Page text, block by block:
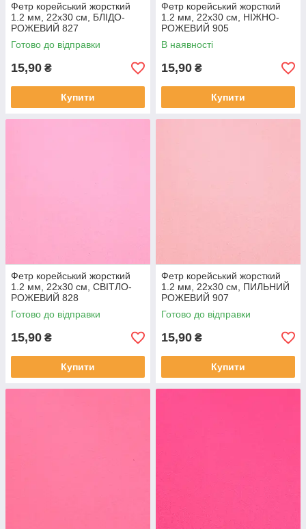
Фетр корейський жорсткий
1.2 мм, 22x30 см, БЛІДО-
РОЖЕВИЙ 827
Готово до відправки
15,90 ₴
Купити
Фетр корейський жорсткий
1.2 мм, 22x30 см, НІЖНО-
РОЖЕВИЙ 905
В наявності
15,90 ₴
Купити
Фетр корейський жорсткий
1.2 мм, 22x30 см, СВІТЛО-
РОЖЕВИЙ 828
Готово до відправки
15,90 ₴
Купити
Фетр корейський жорсткий
1.2 мм, 22x30 см, ПИЛЬНИЙ
РОЖЕВИЙ 907
Готово до відправки
15,90 ₴
Купити